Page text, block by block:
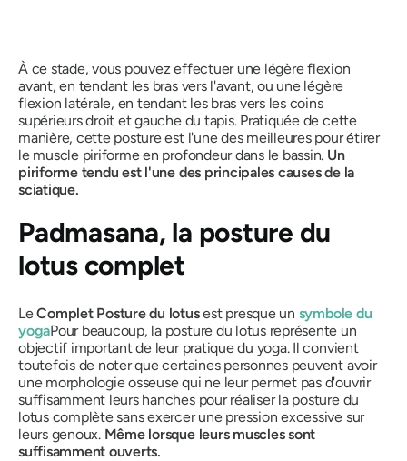
À ce stade, vous pouvez effectuer une légère flexion
avant, en tendant les bras vers l'avant, ou une légère
flexion latérale, en tendant les bras vers les coins
supérieurs droit et gauche du tapis. Pratiquée de cette
manière, cette posture est l'une des meilleures pour étirer
le muscle piriforme en profondeur dans le bassin. Un
piriforme tendu est l'une des principales causes de la
sciatique.
Padmasana, la posture du
lotus complet
LeComplet Posture du lotusest presque un symbole du
yogaPour beaucoup, la posture du lotus représente un
objectif important de leur pratique du yoga. Il convient
toutefois de noter que certaines personnes peuvent avoir
une morphologie osseuse qui ne leur permet pas d'ouvrir
suffisamment leurs hanches pour réaliser la posture du
lotus complète sans exercer une pression excessive sur
leurs genoux. Même lorsque leurs muscles sont
suffisamment ouverts.